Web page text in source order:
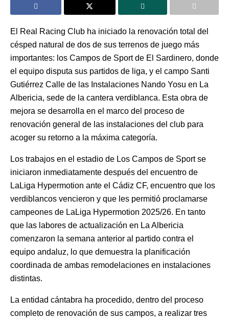
El Real Racing Club ha iniciado la renovación total del
césped natural de dos de sus terrenos de juego más
importantes: los Campos de Sport de El Sardinero, donde
el equipo disputa sus partidos de liga, y el campo Santi
Gutiérrez Calle de las Instalaciones Nando Yosu en La
Albericia, sede de la cantera verdiblanca. Esta obra de
mejora se desarrolla en el marco del proceso de
renovación general de las instalaciones del club para
acoger su retorno a la máxima categoría.
Los trabajos en el estadio de Los Campos de Sport se
iniciaron inmediatamente después del encuentro de
LaLiga Hypermotion ante el Cádiz CF, encuentro que los
verdiblancos vencieron y que les permitió proclamarse
campeones de LaLiga Hypermotion 2025/26. En tanto
que las labores de actualización en La Albericia
comenzaron la semana anterior al partido contra el
equipo andaluz, lo que demuestra la planificación
coordinada de ambas remodelaciones en instalaciones
distintas.
La entidad cántabra ha procedido, dentro del proceso
completo de renovación de sus campos, a realizar tres